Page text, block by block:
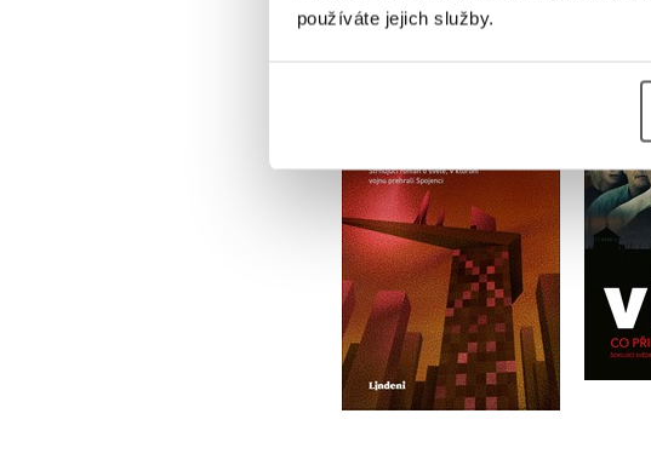
používáte jejich služby.
Philip K. Dick
Do košíku
419 Kč
335 Kč